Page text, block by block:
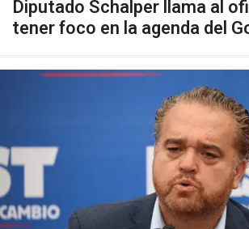
Diputado Schalper llama al
tener foco en la agenda del